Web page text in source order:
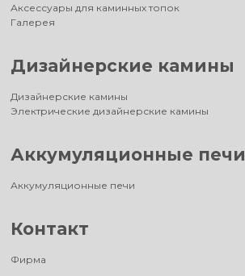
Аксессуары для каминных топок
Галерея
Дизайнерские камины
Дизайнерские камины
Электрические дизайнерские камины
Аккумуляционные печи
Аккумуляционные печи
Контакт
Фирма